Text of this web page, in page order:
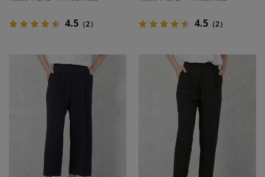
4.5 （2） 4.5 （2）